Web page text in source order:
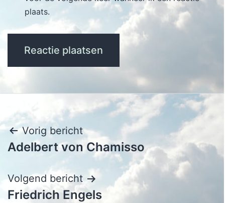
plaats.
Bericht
navigatie
Vorig bericht
Adelbert von Chamisso
Volgend bericht
Friedrich Engels